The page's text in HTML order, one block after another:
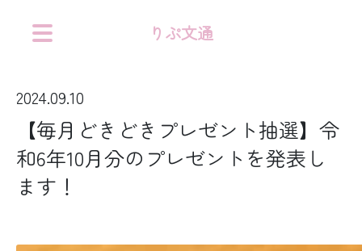
りぷ文通
2024.09.10
【毎月どきどきプレゼント抽選】令
和6年10月分のプレゼントを発表し
ます！